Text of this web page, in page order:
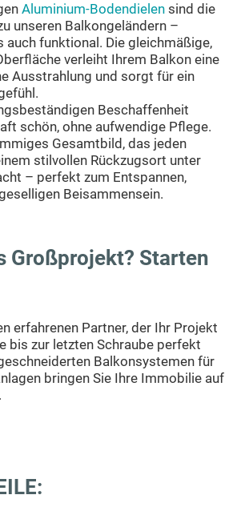
Aluminium-Bodendielen sind die
unseren Balkongeländern –
funktional. Die gleichmäßige,
verleiht Ihrem Balkon eine
Ausstrahlung und sorgt für ein
Beschaffenheit
schön, ohne aufwendige Pflege.
Gesamtbild, das jeden
stilvollen Rückzugsort unter
– perfekt zum Entspannen,
Beisammensein.
Großprojekt? Starten
erfahrenen Partner, der Ihr Projekt
bis zur letzten Schraube perfekt
Balkonsystemen für
bringen Sie Ihre Immobilie auf